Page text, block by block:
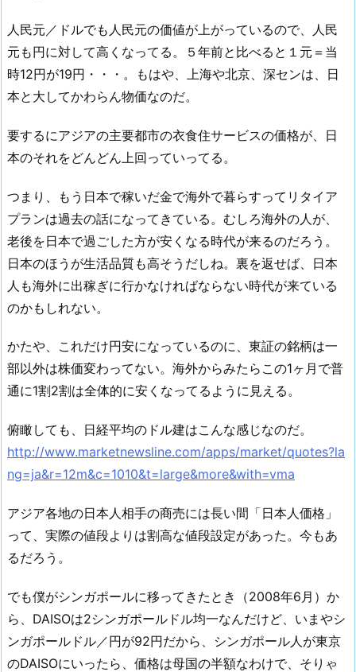
人民元／ドルでも人民元の価値が上がっているので、人民
元も円に対して高くなってる。５年前と比べると１元＝当
時12円が19円・・・。もはや、上海や北京、深センは、日
本と大してかわらん物価なのだ。
要するにアジアの主要都市の衣食住サービスの価格が、日
本のそれをどんどん上回っていってる。
つまり、もう日本で稼いだ金で海外で暮らすってリタイア
プランは過去の話になってきている。むしろ海外の人が、
老後を日本で過ごした方が安くなる時代が来るのだろう。
日本のほうが生活品質も高そうだしね。裏を返せば、日本
人も海外に出稼ぎに行かなければならない時代が来ている
のかもしれない。
かたや、これだけ円安になっているのに、東証の銘柄は一
部以外は株価変わってない。海外からみたらこの1ヶ月で普
通に1割2割は全体的に安くなってるように見える。
俯瞰しても、日経平均のドル建はこんな感じなのだ。
http://www.marketnewsline.com/apps/market/quotes?la
ng=ja&r=12m&c=1010&t=large&more&with=vma
アジア各地の日本人相手の商売には長い間「日本人価格」
って、実際の値段よりは割高な値段設定があった。今もあ
るだろう。
でも僕がシンガポールに移ってきたとき（2008年6月）か
ら、DAISOは2シンガポールドル均一なんだけど、いまやシ
ンガポールドル／円が92円だから、シンガポール人が東京
のDAISOにいったら、価格は母国の半額なわけで、そりゃ